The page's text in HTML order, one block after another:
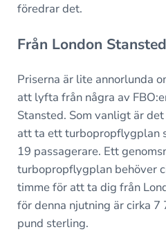
föredrar det.
Från London
Priserna är lite annorlunda
att lyfta från några av
Stansted. Som vanligt är
att ta ett turbopropflygplan
19 passagerare. Ett
turbopropflygplan behöver
timme för att ta dig från
för denna njutning är cirka
pund sterling.